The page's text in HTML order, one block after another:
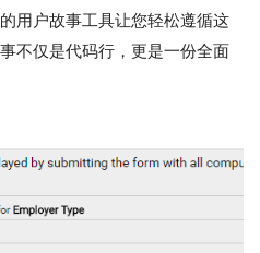
用户故事工具让您轻松遵循这
不仅是代码行，更是一份全面